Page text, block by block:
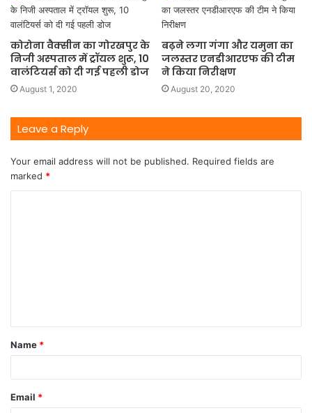
कोरोना वैक्‍सीन का गोरखपुर के
निजी अस्‍पताल में ट्रॉयल शुरू, 10
वालंटियर्स को दी गई पहली डोज
August 1, 2020
बढ़ने लगा गंगा और यमुना का
जलस्तर एनडीआरएफ की टीम
ने किया निरीक्षण
August 20, 2020
Leave a Reply
Your email address will not be published. Required fields are
marked *
Name *
Email *